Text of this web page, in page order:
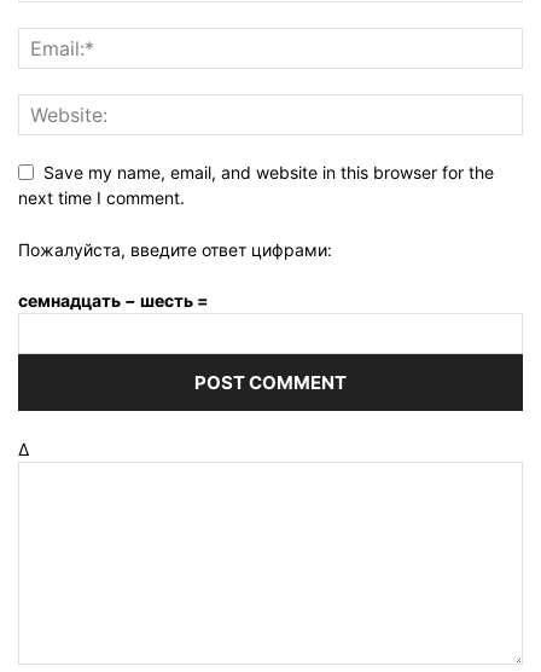
Save my name, email, and website in this browser for the
next time I comment.
Пожалуйста, введите ответ цифрами:
семнадцать − шесть =
Δ